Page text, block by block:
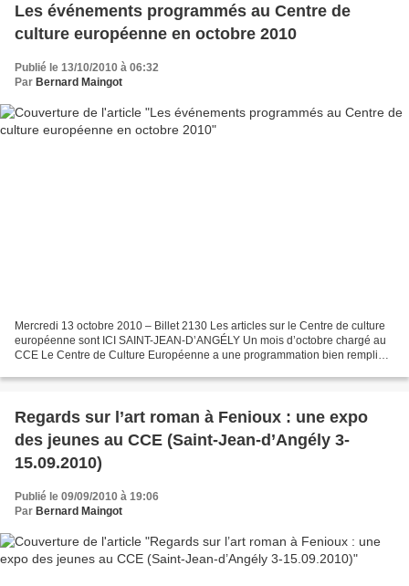
Les événements programmés au Centre de
culture européenne en octobre 2010
Publié le 13/10/2010 à 06:32
Par Bernard Maingot
Mercredi 13 octobre 2010 – Billet 2130 Les articles sur le Centre de culture
européenne sont ICI SAINT-JEAN-D’ANGÉLY Un mois d’octobre chargé au
CCE Le Centre de Culture Européenne a une programmation bien remplie
Regards sur l’art roman à Fenioux : une expo
des jeunes au CCE (Saint-Jean-d’Angély 3-
15.09.2010)
Publié le 09/09/2010 à 19:06
Par Bernard Maingot